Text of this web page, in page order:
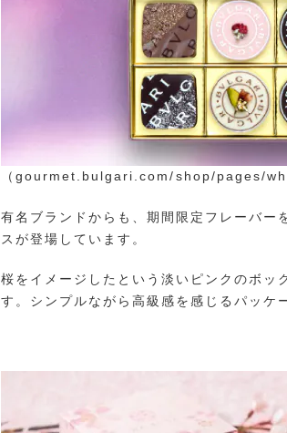
（gourmet.bulgari.com/shop/pages/
有名ブランドからも、期間限定フレーバー
スが登場しています。
桜をイメージしたという淡いピンクのボッ
す。シンプルながら高級感を感じるパッケ